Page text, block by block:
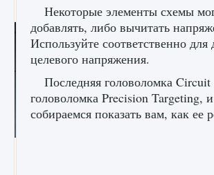
9 августа 2024
Некоторые элементы схемы
добавлять, либо вычитать
Используйте соответственно
целевого напряжения.
Последняя головоломка
головоломка Precision Targeting,
собираемся показать вам, как ее